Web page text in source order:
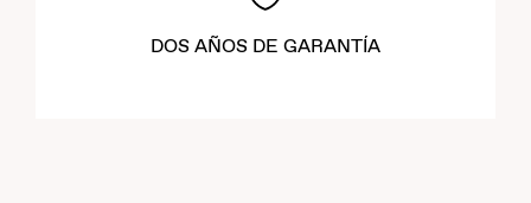
DOS AÑOS DE GARANTÍA